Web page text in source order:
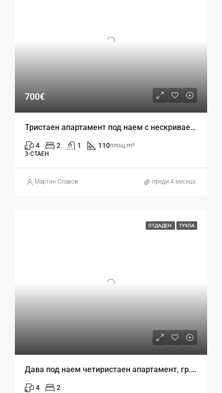
700€
Тристаен апартамент под наем с нескриваема морска панорама – кв. Чайка, гр. Варна
4 2 1 110площ m²
3-СТАЕН
Mартин Славов преди 4 месеца
ОТДАДЕН ТУХЛА
Дава под наем четиристаен апартамент, гр.Варна, Общината!
4 2